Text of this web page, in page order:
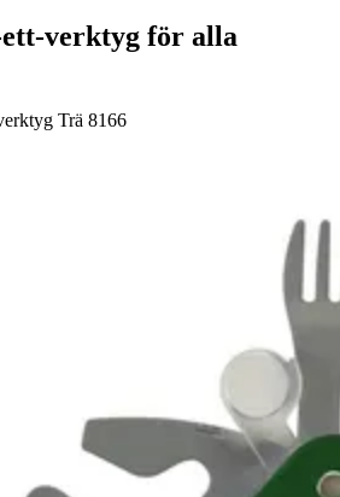
verktyg för alla
Trä 8166